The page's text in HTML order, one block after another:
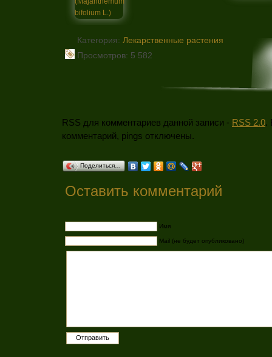
Категория: Лекарственные растения
Просмотров: 5 582
RSS для комментариев данной записи - RSS 2.0.
комментарий, pings отключены.
Поделиться…
Оставить комментарий
Имя
Mail (не будет опубликовано)